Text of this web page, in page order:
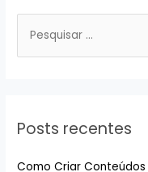
iPosts recentes
Como Criar Conteúdos